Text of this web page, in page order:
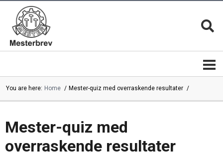
Mesterkvalifikasjonen
mesterbedrifter
Magasinet
MESTER
Mesterbrev
You are here: Home Mester-quiz med overraskende resultater
Mester-quiz med
overraskende resultater